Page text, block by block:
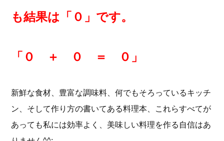
も結果は「０」です。
「０ ＋ ０ ＝ ０」
新鮮な食材、豊富な調味料、何でもそろっているキッチ
ン、そして作り方の書いてある料理本、これらすべてが
あっても私には効率よく、美味しい料理を作る自信はあ